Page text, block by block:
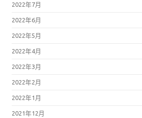
2022年6月
2022年5月
2022年4月
2022年3月
2022年2月
2022年1月
2021年12月
2021年11月